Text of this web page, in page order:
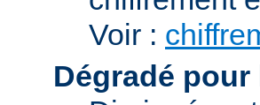
Voir :
Dégradé